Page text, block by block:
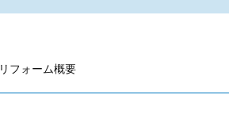
リフォーム概要